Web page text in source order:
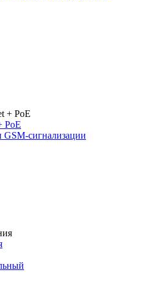
PoE
GSM-сигнализации